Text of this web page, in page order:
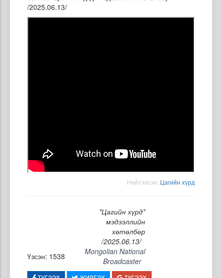
/2025.06.13/
Нийтэлсэн: Цагийн хүрд
"Цагийн хүрд"
мэдээллийн
хөтөлбөр
/2025.06.13/
Үзсэн: 1538
Mongolian National
Broadcaster